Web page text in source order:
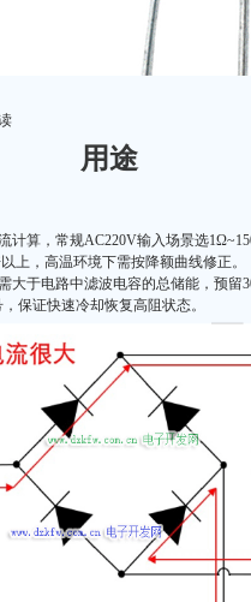
用途
计算，常规AC220V输入场景选
上，高温环境下需按降额曲线修正。
于电路中滤波电容的总储能，预留
保证快速冷却恢复高阻状态。